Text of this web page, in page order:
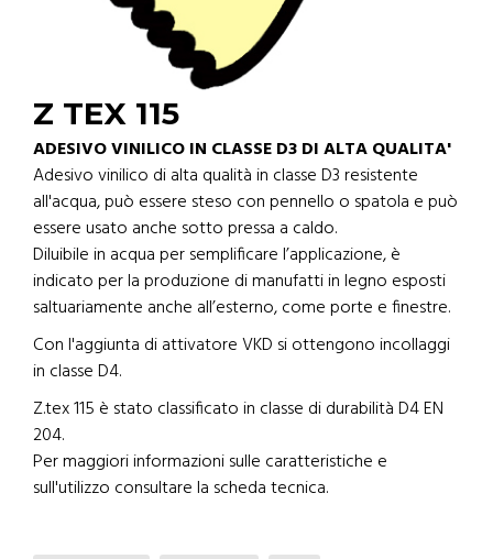
Z TEX 115
ADESIVO VINILICO IN CLASSE D3 DI ALTA QUALITA'
Adesivo vinilico di alta qualità in classe D3 resistente
all'acqua, può essere steso con pennello o spatola e può
essere usato anche sotto pressa a caldo.
Diluibile in acqua per semplificare l’applicazione, è
indicato per la produzione di manufatti in legno esposti
saltuariamente anche all’esterno, come porte e finestre.
Con l'aggiunta di attivatore VKD si ottengono incollaggi
in classe D4.
Z.tex 115 è stato classificato in classe di durabilità D4 EN
204.
Per maggiori informazioni sulle caratteristiche e
sull'utilizzo consultare la scheda tecnica.